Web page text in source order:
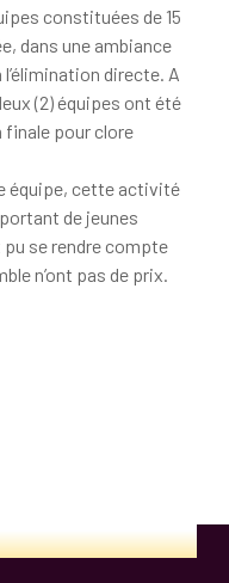
constituées de 15
dans une ambiance
directe. A
(2) équipes ont été
pour clore
équipe, cette activité
de jeunes
se rendre compte
n’ont pas de prix.